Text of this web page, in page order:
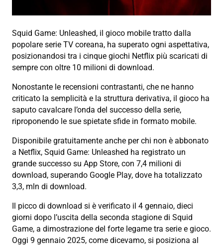
Squid Game: Unleashed, il gioco mobile tratto dalla
popolare serie TV coreana, ha superato ogni aspettativa,
posizionandosi tra i cinque giochi Netflix più scaricati di
sempre con oltre 10 milioni di download.
Nonostante le recensioni contrastanti, che ne hanno
criticato la semplicità e la struttura derivativa, il gioco ha
saputo cavalcare l’onda del successo della serie,
riproponendo le sue spietate sfide in formato mobile.
Disponibile gratuitamente anche per chi non è abbonato
a Netflix, Squid Game: Unleashed ha registrato un
grande successo su App Store, con 7,4 milioni di
download, superando Google Play, dove ha totalizzato
3,3, mln di download.
Il picco di download si è verificato il 4 gennaio, dieci
giorni dopo l’uscita della seconda stagione di Squid
Game, a dimostrazione del forte legame tra serie e gioco.
Oggi 9 gennaio 2025, come dicevamo, si posiziona al